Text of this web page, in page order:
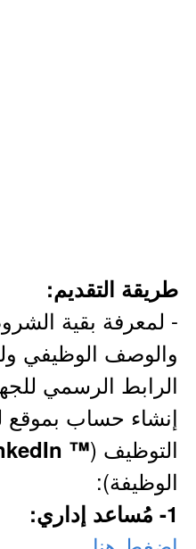
طريقة التقديم:
- لمعرفة بقية
والوصف الوظيفي
الرابط الرسمي
إنشاء حساب بموقع
التوظيف (™ LinkedIn
الوظيفة):
1- مُساعد إداري: